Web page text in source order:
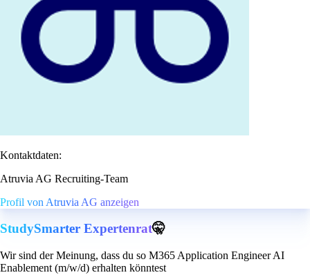
Kontaktdaten:
Atruvia AG Recruiting-Team
Profil von Atruvia AG anzeigen
StudySmarter Expertenrat🤫
Wir sind der Meinung, dass du so M365 Application Engineer AI
Enablement (m/w/d) erhalten könntest